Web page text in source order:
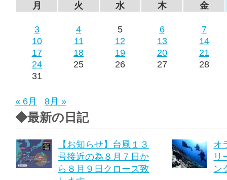
月
火 水 木 金
3 4 5 6
7
10
11 12 13
14
17
18 19 20
21
24
25 26 27
28
31
« 6月 8月 »
◆最新の日記
【お知らせ】台風１３
号接近の為８月７日か
ら８月９日クローズ致
オ
リ
ン